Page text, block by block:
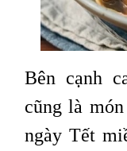
Bên cạnh
cũng là
ngày Tết